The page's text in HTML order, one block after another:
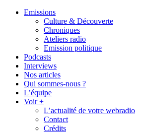
Emissions
Culture & Découverte
Chroniques
Ateliers radio
Emission politique
Podcasts
Interviews
Nos articles
Qui sommes-nous ?
L’équipe
Voir +
L’actualité de votre webradio
Contact
Crédits